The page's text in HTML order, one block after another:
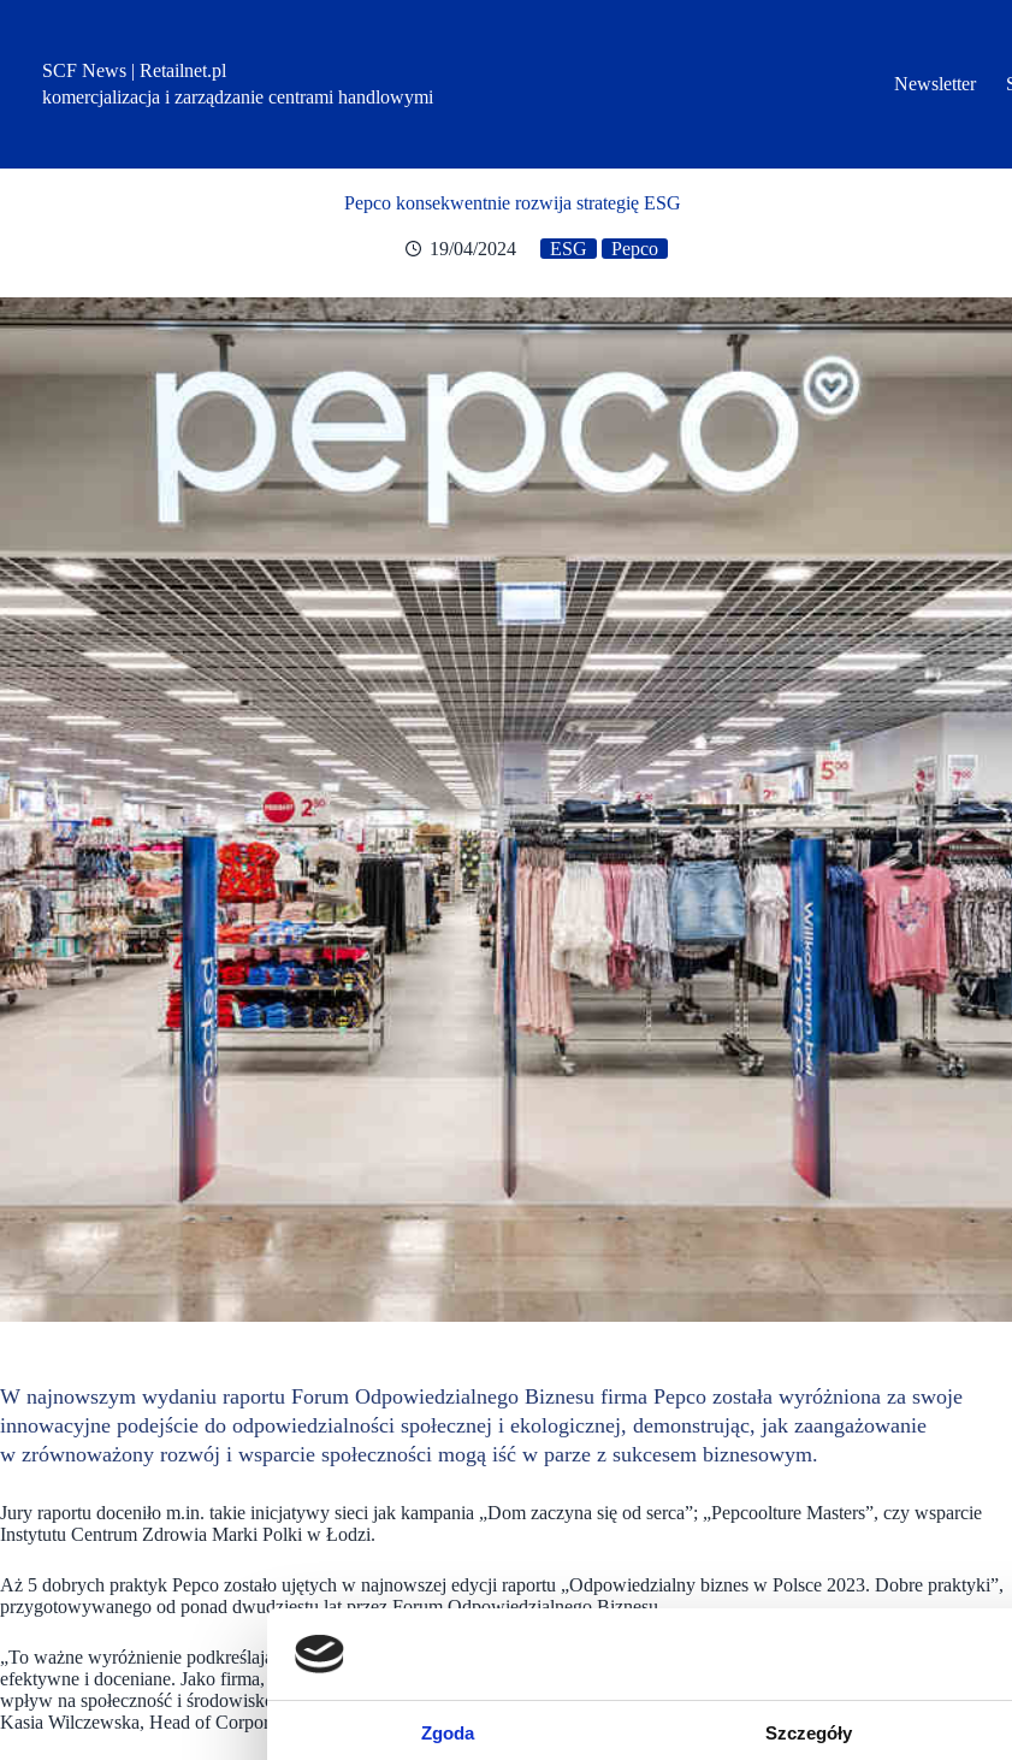
Zgoda Szczegóły
SCF News | Retailnet.pl
komercjalizacja i zarządzanie centrami handlowymi
Newsletter
Pepco konsekwentnie rozwija strategię ESG
19/04/2024 ESG Pepco
W najnowszym wydaniu raportu Forum Odpowiedzialnego Biznesu firma Pepco została wyróżniona za swoje
innowacyjne podejście do odpowiedzialności społecznej i ekologicznej, demonstrując, jak zaangażowanie
w zrównoważony rozwój i wsparcie społeczności mogą iść w parze z sukcesem biznesowym.
Jury raportu doceniło m.in. takie inicjatywy sieci jak kampania „Dom zaczyna się od serca”; „Pepcoolture Masters”, czy wsparcie
Instytutu Centrum Zdrowia Marki Polki w Łodzi.
Aż 5 dobrych praktyk Pepco zostało ujętych w najnowszej edycji raportu „Odpowiedzialny biznes w Polsce 2023. Dobre praktyki”,
przygotowywanego od ponad dwudziestu lat przez Forum Odpowiedzialnego Biznesu.
„To ważne wyróżnienie podkreślające, że nasze zaangażowanie w promowanie odpowiedzialności społecznej biznesu (CSR) jest
efektywne i doceniane. Jako firma, która od lat rozwija swoją strategię ESG, zaprezentowaliśmy nasze ostatnie projekty mające realny
wpływ na społeczność i środowisko, potwierdzając swoją rolę w kształtowaniu odpowiedzialnego biznesu w kraju” – komentuje
Kasia Wilczewska, Head of Corporate Communication Pepco.